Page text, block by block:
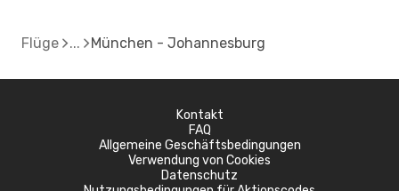
Flüge München - Johannesburg
Kontakt
FAQ
Allgemeine Geschäftsbedingungen
Verwendung von Cookies
Datenschutz